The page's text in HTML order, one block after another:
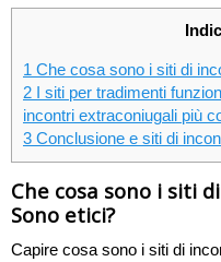
1 Che cosa sono i siti di
2 I siti per tradimenti
incontri extraconiugali più
3 Conclusione e siti di
Che cosa sono i siti
Sono etici?
Capire cosa sono i siti di